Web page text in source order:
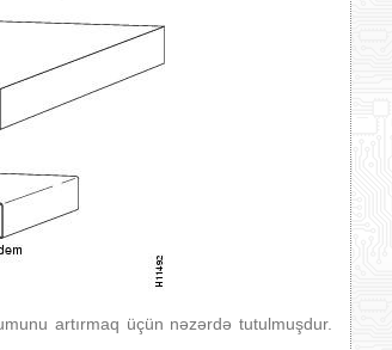
artırmaq üçün nəzərdə tutulmuşdur.